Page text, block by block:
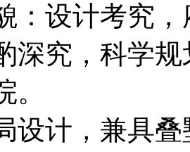
：设计考究
深究，科学
设计，兼具